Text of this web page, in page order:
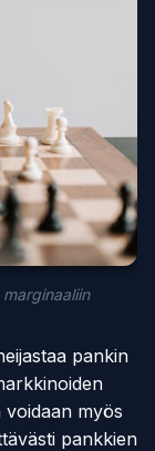
pankin
voidaan myös
pankkien